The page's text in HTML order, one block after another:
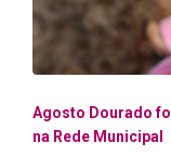
Agosto Dourado
na Rede Municipal